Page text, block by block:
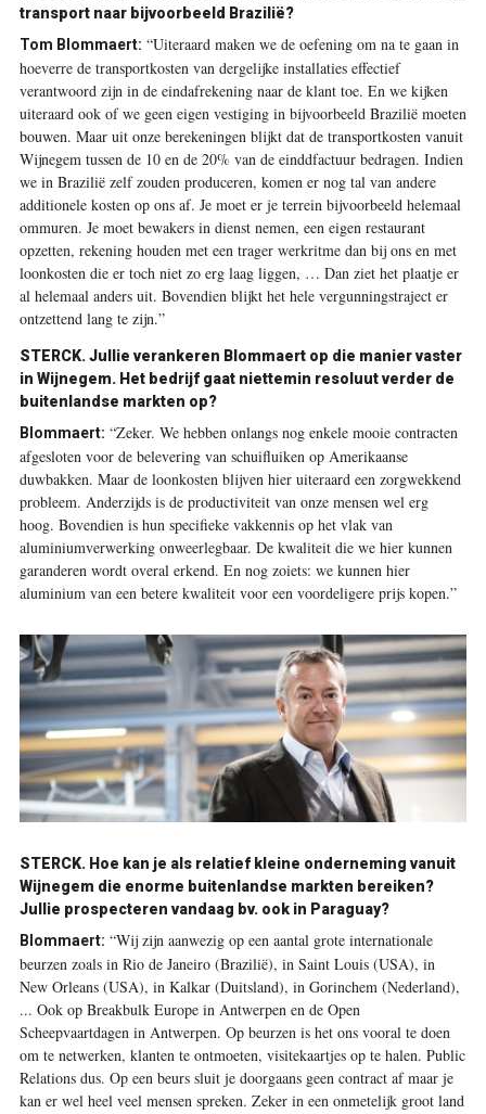
transport naar bijvoorbeeld Brazilië?
Tom Blommaert: “Uiteraard maken we de oefening om na te gaan in
hoeverre de transportkosten van dergelijke installaties effectief
verantwoord zijn in de eindafrekening naar de klant toe. En we kijken
uiteraard ook of we geen eigen vestiging in bijvoorbeeld Brazilië moeten
bouwen. Maar uit onze berekeningen blijkt dat de transportkosten vanuit
Wijnegem tussen de 10 en de 20% van de einddfactuur bedragen. Indien
we in Brazilië zelf zouden produceren, komen er nog tal van andere
additionele kosten op ons af. Je moet er je terrein bijvoorbeeld helemaal
ommuren. Je moet bewakers in dienst nemen, een eigen restaurant
opzetten, rekening houden met een trager werkritme dan bij ons en met
loonkosten die er toch niet zo erg laag liggen, … Dan ziet het plaatje er
al helemaal anders uit. Bovendien blijkt het hele vergunningstraject er
ontzettend lang te zijn.”
STERCK. Jullie verankeren Blommaert op die manier vaster
in Wijnegem. Het bedrijf gaat niettemin resoluut verder de
buitenlandse markten op?
Blommaert: “Zeker. We hebben onlangs nog enkele mooie contracten
afgesloten voor de belevering van schuifluiken op Amerikaanse
duwbakken. Maar de loonkosten blijven hier uiteraard een zorgwekkend
probleem. Anderzijds is de productiviteit van onze mensen wel erg
hoog. Bovendien is hun specifieke vakkennis op het vlak van
aluminiumverwerking onweerlegbaar. De kwaliteit die we hier kunnen
garanderen wordt overal erkend. En nog zoiets: we kunnen hier
aluminium van een betere kwaliteit voor een voordeligere prijs kopen.”
STERCK. Hoe kan je als relatief kleine onderneming vanuit
Wijnegem die enorme buitenlandse markten bereiken?
Jullie prospecteren vandaag bv. ook in Paraguay?
Blommaert: “Wij zijn aanwezig op een aantal grote internationale
beurzen zoals in Rio de Janeiro (Brazilië), in Saint Louis (USA), in
New Orleans (USA), in Kalkar (Duitsland), in Gorinchem (Nederland),
... Ook op Breakbulk Europe in Antwerpen en de Open
Scheepvaartdagen in Antwerpen. Op beurzen is het ons vooral te doen
om te netwerken, klanten te ontmoeten, visitekaartjes op te halen. Public
Relations dus. Op een beurs sluit je doorgaans geen contract af maar je
kan er wel heel veel mensen spreken. Zeker in een onmetelijk groot land